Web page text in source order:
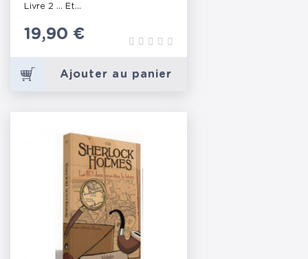
Livre 2 ... Et...
Prix
19,90 €
Ajouter au panier